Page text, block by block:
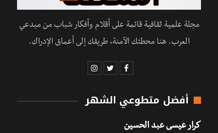
مجلة علمية ثقافية قائمة على أقلام وأفكار شباب من مبدعي
العرب. هنا محطتك الآمنة، طريقك إلى أعماق الإدراك.
أفضل متطوعي الشهر
كرار عيسى عبد الحسين